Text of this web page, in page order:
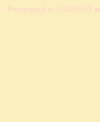
, Processed in 0.020663